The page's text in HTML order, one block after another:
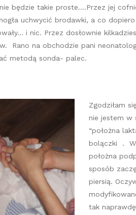
będzie takie proste….Przez jej
uchwycić brodawki, a co
i nic. Przez dosłownie
Rano na obchodzie pani
metodą sonda- palec.
Zgodziłam
nie jestem w
“położna
bolączki . W
położna
sposób
piersią.
tak